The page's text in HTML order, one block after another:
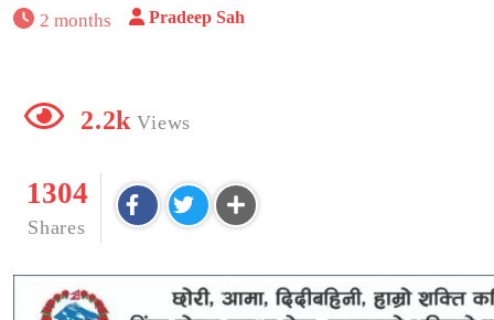
2 months Pradeep Sah
2.2k Views
1304
Shares